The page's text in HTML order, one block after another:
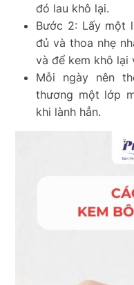
đó lau khô lại.
Bước 2: Lấy một
đủ và thoa nhẹ
và để kem khô lại
Mỗi ngày nên
thương một lớp
khi lành hẳn.